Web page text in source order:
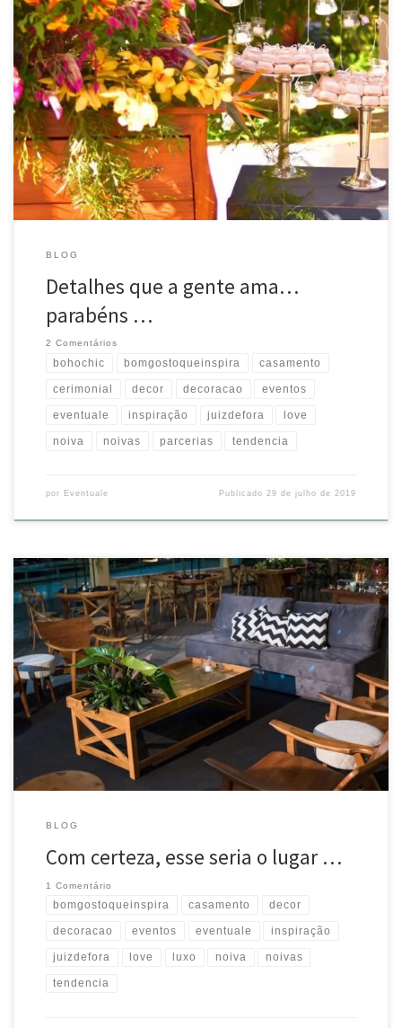
Detalhes que a gente ama… parabéns @carolecamilabraga
Foto linda de @isabelesalvi e flores @toninhoaleixodecorador
@nestlearteemontagens
#casamento #cerimonial #decor
#decoração #love #inspiração #tendencia #noiva #noivas #juizdefora
#bohochic #eventos #eventuale #parcerias #bomgostoqueinspira
Source
BLOG
Detalhes que a gente ama…
parabéns …
2 Comentários
bohochic bomgostoqueinspira casamento
cerimonial decor decoracao eventos
eventuale inspiração juizdefora love
noiva noivas parcerias tendencia
por Eventuale Publicado 29 de julho de 2019
Com certeza, esse seria o lugar que eu escolheria para curtir a festa!
Os lounges sempre são um diferencial na decoração, trazendo
charme e aconchego…
#decor #decoração #love #eventos
#eventuale #bomgostoqueinspira #tendencia #inspiração #casamento
#noiva #noivas #juizdefora #luxo @larissacrivellari @fatimabuffet
@ericmachadofotografia @samirbomtempo
@toninhoaleixodecorador Source
BLOG
Com certeza, esse seria o lugar …
1 Comentário
bomgostoqueinspira casamento decor
decoracao eventos eventuale inspiração
juizdefora love luxo noiva noivas
tendencia